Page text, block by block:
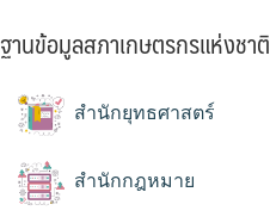
ฐานข้อมูลสภาเกษตรกรแห่งชาติ
สำนักยุทธศาสตร์
สำนักกฎหมาย